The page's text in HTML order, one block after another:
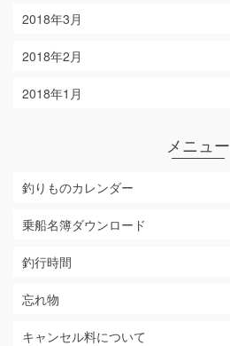
2018年3月
2018年2月
2018年1月
メニュー
釣りものカレンダー
乗船名簿ダウンロード
釣行時間
忘れ物
キャンセル料について